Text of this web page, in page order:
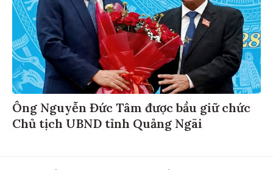
Ông Nguyễn Đức Tâm được bầu giữ chức
Chủ tịch UBND tỉnh Quảng Ngãi